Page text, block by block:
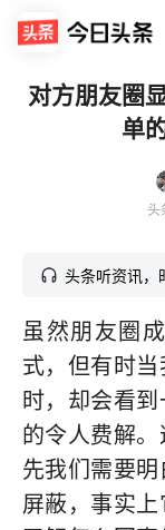
对方朋友圈
单
头
头条听资讯，
虽然朋友圈
式，但有时
时，却会看
的令人费解
先我们需要
屏蔽，事实